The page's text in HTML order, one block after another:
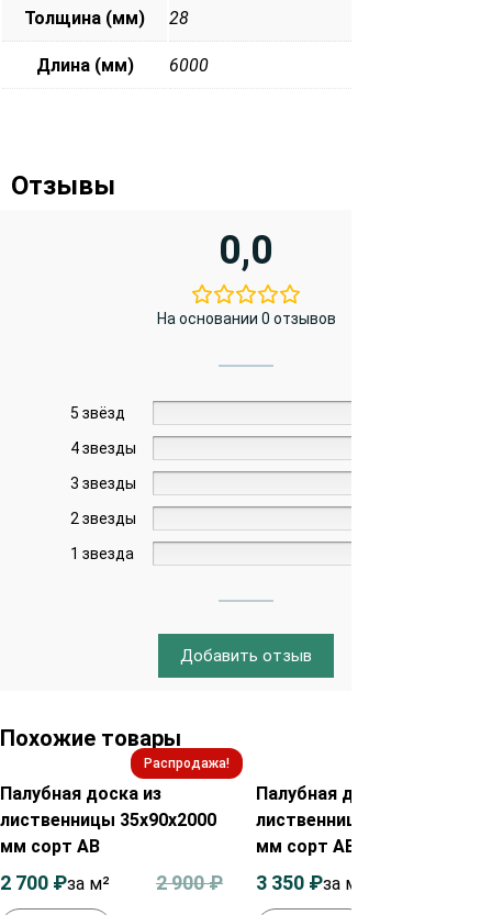
Толщина (мм) 28
Длина (мм) 6000
Отзывы
0,0
На основании 0 отзывов
5 звёзд
4 звезды
3 звезды
2 звезды
1 звезда
Добавить отзыв
Похожие товары
Распродажа!
Палубная доска из
лиственницы 35х90х2000
мм сорт АВ
2 900₽
2 700 ₽за м²
Палубная доска из
лиственницы 45х115х2000
мм сорт АВ
3 350 ₽за м²